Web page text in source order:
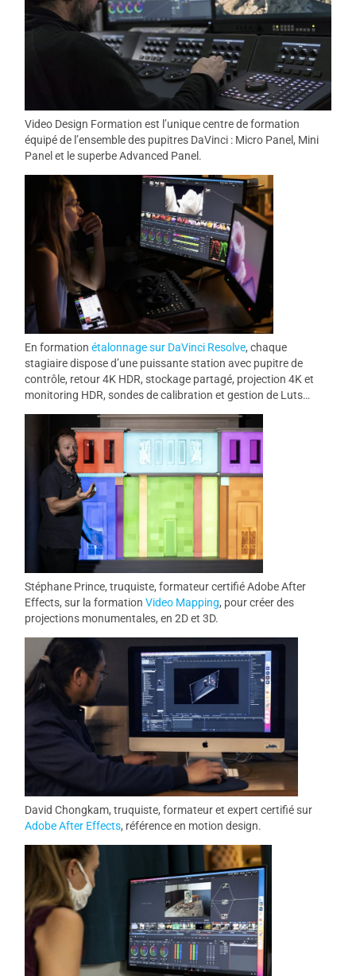
Video Design Formation est l’unique centre de formation
équipé de l’ensemble des pupitres DaVinci : Micro Panel, Mini
Panel et le superbe Advanced Panel.
En formationétalonnage sur DaVinci Resolve, chaque
stagiaire dispose d’une puissante station avec pupitre de
contrôle, retour 4K HDR, stockage partagé, projection 4K et
monitoring HDR, sondes de calibration et gestion de Luts…
Stéphane Prince, truquiste, formateur certifié Adobe After
Effects, sur la formationVideo Mapping, pour créer des
projections monumentales, en 2D et 3D.
David Chongkam, truquiste, formateur et expert certifié sur
Adobe After Effects, référence en motion design.